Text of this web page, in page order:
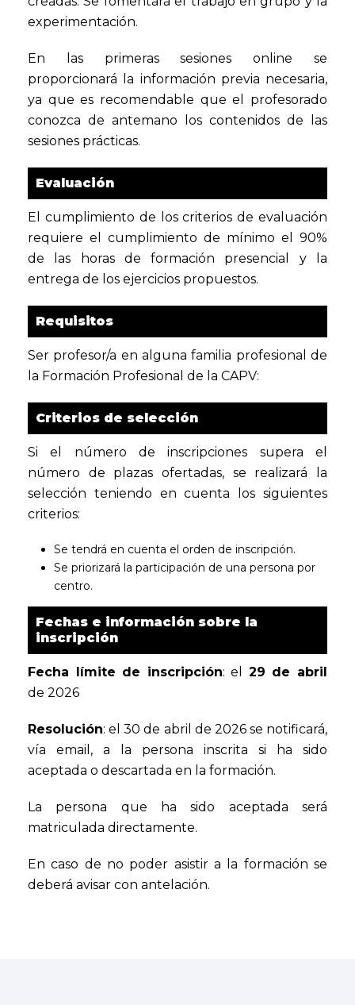
experimentación.
En las primeras sesiones online se
proporcionará la información previa necesaria,
ya que es recomendable que el profesorado
conozca de antemano los contenidos de las
sesiones prácticas.
Evaluación
El cumplimiento de los criterios de evaluación
requiere el cumplimiento de mínimo el 90%
de las horas de formación presencial y la
entrega de los ejercicios propuestos.
Requisitos
Ser profesor/a en alguna familia profesional de
la Formación Profesional de la CAPV:
Criterios de selección
Si el número de inscripciones supera el
número de plazas ofertadas, se realizará la
selección teniendo en cuenta los siguientes
criterios:
Se tendrá en cuenta el orden de inscripción.
Se priorizará la participación de una persona por
centro.
Fechas e información sobre la
inscripción
Fecha límite de inscripción: el 29 de abril
de 2026
Resolución: el 30 de abril de 2026 se notificará,
vía email, a la persona inscrita si ha sido
aceptada o descartada en la formación.
La persona que ha sido aceptada será
matriculada directamente.
En caso de no poder asistir a la formación se
deberá avisar con antelación.